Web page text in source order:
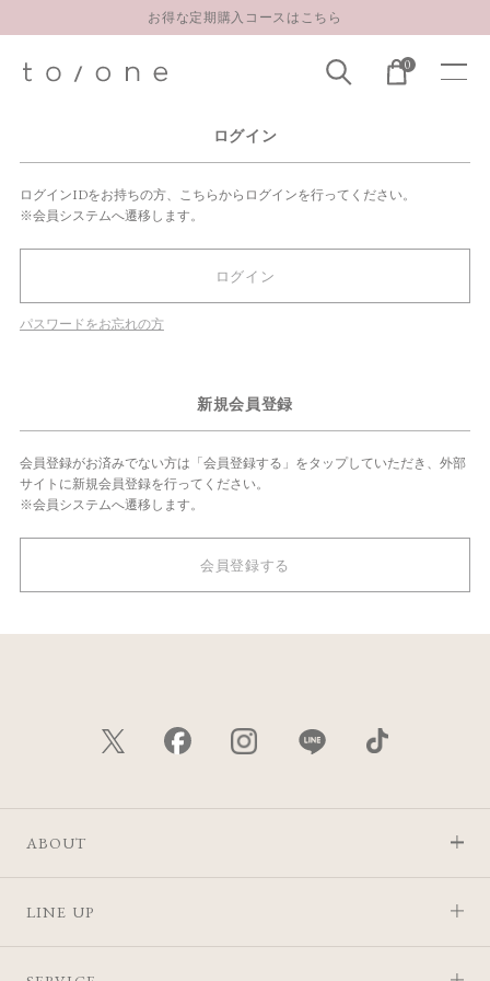
お得な定期購入コースはこちら
【重要】お盆期間中のお問い合わせと商品配送に関しまして
0
ログイン
ログインIDをお持ちの方、こちらからログインを行ってください。
※会員システムへ遷移します。
ログイン
パスワードをお忘れの方
新規会員登録
会員登録がお済みでない方は「会員登録する」をタップしていただき、外部
サイトに新規会員登録を行ってください。
※会員システムへ遷移します。
会員登録する
ABOUT
LINE UP